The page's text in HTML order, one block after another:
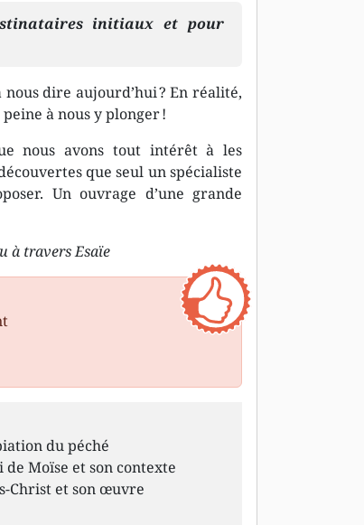
initiaux et pour
dire aujourd’hui ? En réalité,
à nous y plonger !
nous avons tout intérêt à les
que seul un spécialiste
Un ouvrage d’une grande
à travers Esaïe
du péché
de Moïse et son contexte
Christ et son œuvre